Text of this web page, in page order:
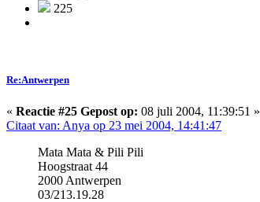
225
Re:Antwerpen
« Reactie #25 Gepost op: 08 juli 2004, 11:39:51 »
Citaat van: Anya op 23 mei 2004, 14:41:47
Mata Mata & Pili Pili
Hoogstraat 44
2000 Antwerpen
03/213.19.28